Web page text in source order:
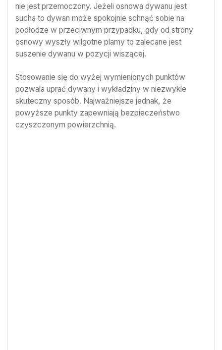
nie jest przemoczony. Jeżeli osnowa dywanu jest
sucha to dywan może spokojnie schnąć sobie na
podłodze w przeciwnym przypadku, gdy od strony
osnowy wyszły wilgotne plamy to zalecane jest
suszenie dywanu w pozycji wiszącej.
Stosowanie się do wyżej wymienionych punktów
pozwala uprać dywany i wykładziny w niezwykle
skuteczny sposób. Najważniejsze jednak, że
powyższe punkty zapewniają bezpieczeństwo
czyszczonym powierzchnią.